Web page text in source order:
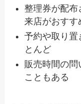
整理券が配布
来店がおすす
予約や取り置
とんど
販売時間の
こともある